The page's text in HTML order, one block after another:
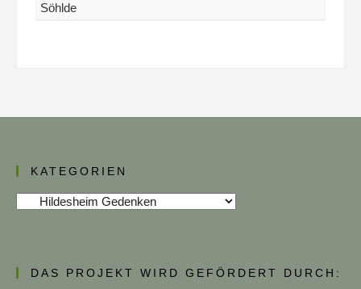
Söhlde
KATEGORIEN
Kategorien
DAS PROJEKT WIRD GEFÖRDERT DURCH: